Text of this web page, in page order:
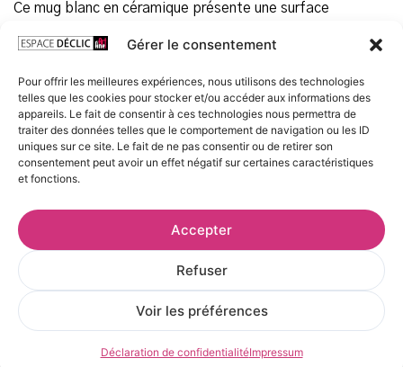
Gérer le consentement
Pour offrir les meilleures expériences, nous utilisons des technologies
telles que les cookies pour stocker et/ou accéder aux informations des
appareils. Le fait de consentir à ces technologies nous permettra de
traiter des données telles que le comportement de navigation ou les ID
uniques sur ce site. Le fait de ne pas consentir ou de retirer son
consentement peut avoir un effet négatif sur certaines caractéristiques
et fonctions.
Accepter
Refuser
Voir les préférences
Déclaration de confidentialitéImpressum
Ce mug blanc en céramique présente une surface
Grâce à son revêtement spécial, cette tasse panorama
peut passer au micro-ondes et au lave-vaisselle.
Agréée contact alimentaire.
Recommandations :
Pour une plus grande longévité du marquage, lavage à la
main conseillé.
Prix
20,00 TTC